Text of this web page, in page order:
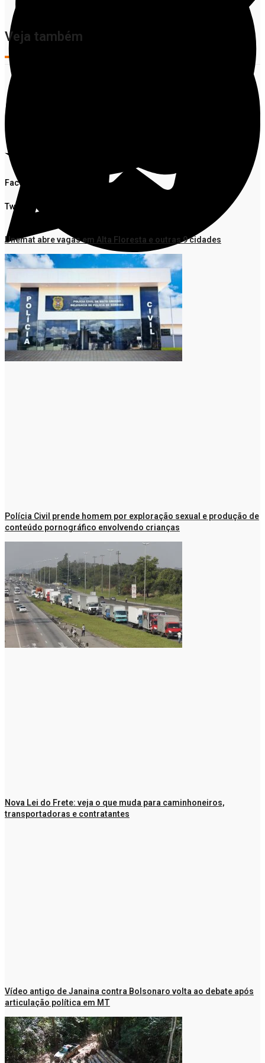
Facebook
Twitter
WhatsApp
Telegram
Veja também
Unemat abre vagas em Alta Floresta e outras 9 cidades
Polícia Civil prende homem por exploração sexual e produção de
conteúdo pornográfico envolvendo crianças
Nova Lei do Frete: veja o que muda para caminhoneiros,
transportadoras e contratantes
Vídeo antigo de Janaina contra Bolsonaro volta ao debate após
articulação política em MT